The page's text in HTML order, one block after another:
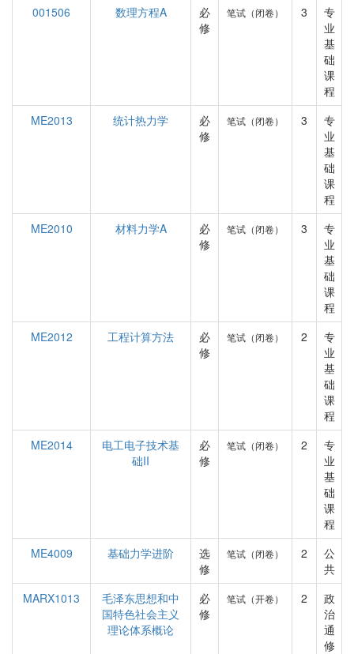
001506 数理方程A
必
修
笔试（闭卷） 3
专
业
基
础
课
程
ME2013
统计热力学
必
修
笔试（闭卷） 3
专
业
基
础
课
程
ME2010
材料力学A
必
修
笔试（闭卷） 3
专
业
基
础
课
程
ME2012
工程计算方法
必
修
笔试（闭卷） 2
专
业
基
础
课
程
ME2014
电工电子技术基
础II
必
修
笔试（闭卷） 2
专
业
基
础
课
程
ME4009
基础力学进阶
选
修
笔试（闭卷） 2
公
共
MARX1013
毛泽东思想和中
国特色社会主义
理论体系概论
必
修
笔试（开卷） 2
政
治
通
修